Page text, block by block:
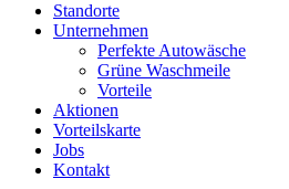
Standorte
Unternehmen
Perfekte Autowäsche
Grüne Waschmeile
Vorteile
Aktionen
Vorteilskarte
Jobs
Kontakt